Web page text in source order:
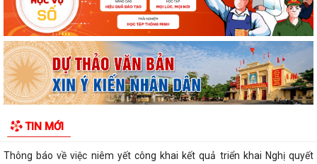
TIN MỚI
Triển khai nộp thuế sử dụng đất phi nông nghiệp qua ứng dụng eTax
Mobile
Hướng dẫn cài đặt và sử dụng, nộp thuế qua dụng ứng dụng eTax
Mobile
HIỆN THỦ TỤC HÀNH CHÍNH TRỰC TUYẾN
Thông báo về việc niêm yết công khai kết quả triển khai Nghị quyết